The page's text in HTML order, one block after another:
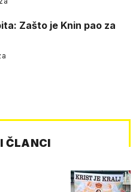
Zašto je Knin pao za
ČLANCI